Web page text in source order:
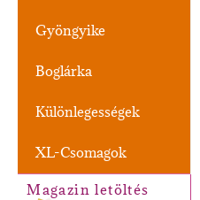
Gyöngyike
Boglárka
Különlegességek
XL-Csomagok
Magazin letöltés